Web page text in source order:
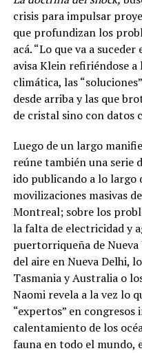
crisis para impulsar
que profundizan los
acá. “Lo que va a
avisa Klein refiriéndose
climática, las
desde arriba y las que
de cristal sino con datos
Luego de un largo
reúne también una serie
ido publicando a lo largo
movilizaciones masivas
Montreal; sobre los
la falta de electricidad y
puertorriqueña de
del aire en Nueva Delhi,
Tasmania y Australia o
Naomi revela a la vez lo
“expertos” en
calentamiento de los
fauna en todo el mundo,